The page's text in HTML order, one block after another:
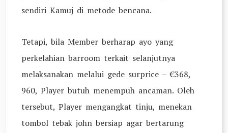
sendiri Kamuj di metode bencana.
Tetapi, bila Member berharap ayo yang
perkelahian barroom terkait selanjutnya
melaksanakan melalui gede surprice – €368,
960, Player butuh menempuh ancaman. Oleh
tersebut, Player mengangkat tinju, menekan
tombol tebak john bersiap agar bertarung